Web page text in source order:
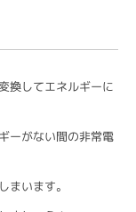
換してエネルギーに
ーがない間の非常電
まいます。